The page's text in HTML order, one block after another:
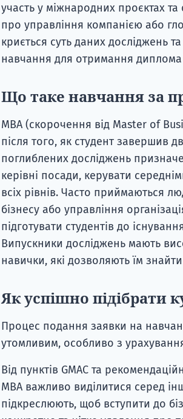
участь у міжнародних проєктах
про управління компанією або
криється суть даних досліджень
навчання для отримання диплома
Що таке навчання за
MBA (скорочення від Master of
після того, як студент завершив
поглиблених досліджень
керівні посади, керувати
всіх рівнів. Часто приймаються
бізнесу або управління
підготувати студентів до
Випускники досліджень мають
навички, які дозволяють їм
Як успішно підібрати
Процес подання заявки на
утомливим, особливо з
Від пунктів GMAC та
MBA важливо виділитися серед
підкреслюють, щоб вступити до